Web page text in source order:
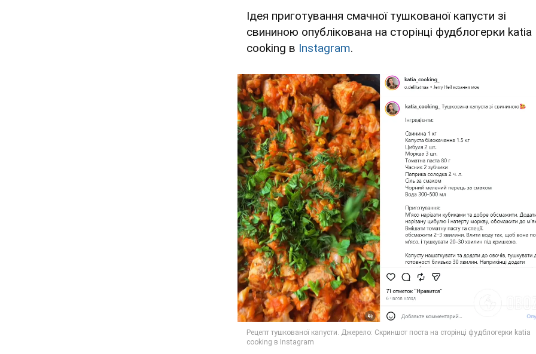
Ідея приготування смачної тушкованої капусти зі
свининою опублікована на сторінці фудблогерки katia
cooking в Instagram.